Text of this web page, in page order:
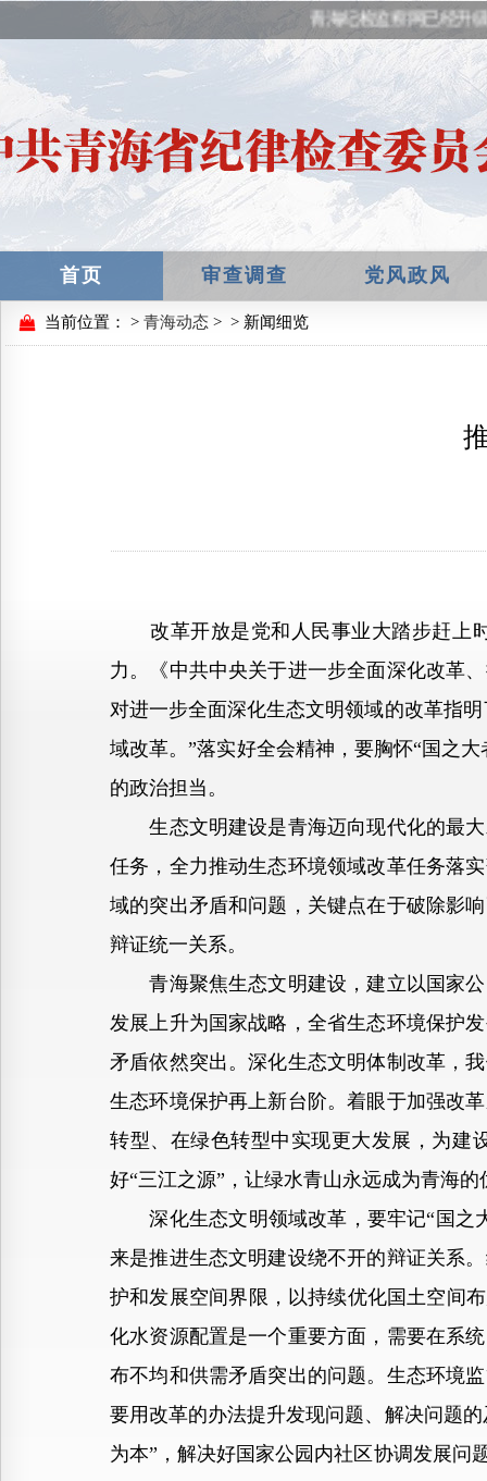
青海纪检监察网已经升
首页 审查调查 党风政风
当前位置： > 青海动态 > > 新闻细览
改革开放是党和人民事业大踏步赶上时
力。《中共中央关于进一步全面深化改革
对进一步全面深化生态文明领域的改革指
域改革。”落实好全会精神，要胸怀“国之
的政治担当。
生态文明建设是青海迈向现代化的最大
任务，全力推动生态环境领域改革任务落
域的突出矛盾和问题，关键点在于破除影
辩证统一关系。
青海聚焦生态文明建设，建立以国家公
发展上升为国家战略，全省生态环境保护
矛盾依然突出。深化生态文明体制改革，
生态环境保护再上新台阶。着眼于加强改
转型、在绿色转型中实现更大发展，为建
好“三江之源”，让绿水青山永远成为青海的
深化生态文明领域改革，要牢记“国之
来是推进生态文明建设绕不开的辩证关系
护和发展空间界限，以持续优化国土空间
化水资源配置是一个重要方面，需要在系
布不均和供需矛盾突出的问题。生态环境
要用改革的办法提升发现问题、解决问题
为本”，解决好国家公园内社区协调发展问